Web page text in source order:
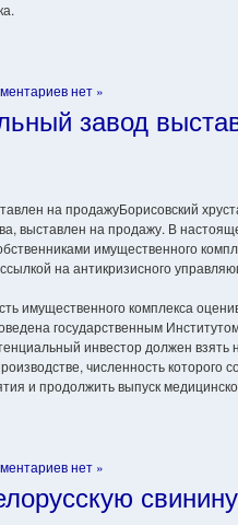
нет »
завод
Борисовский
выставлен на продажу. В
имущественного
на антикризисного
имущественного комплекса
государственным
инвестор должен взять
численность которого
и продолжить выпуск
нет »
свинину